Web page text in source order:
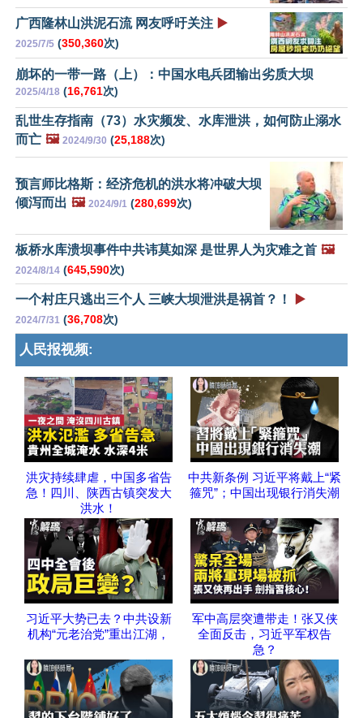
广西隆林山洪泥石流 网友呼吁关注 ▶️
2025/7/5 (350,360次)
崩坏的一带一路（上）：中国水电兵团输出劣质大坝
2025/4/18 (16,761次)
乱世生存指南（73）水灾频发、水库泄洪，如何防止溺水
而亡 🖼️ 2024/9/30 (25,188次)
预言师比格斯：经济危机的洪水将冲破大坝
倾泻而出 🖼️ 2024/9/1 (280,699次)
板桥水库溃坝事件中共讳莫如深 是世界人为灾难之首 🖼️
2024/8/14 (645,590次)
一个村庄只逃出三个人 三峡大坝泄洪是祸首？！ ▶️
2024/7/31 (36,708次)
人民报视频:
洪灾持续肆虐，中国多省告
急！四川、陕西古镇突发大
洪水！
中共新条例 习近平将戴上“紧
箍咒”；中国出现银行消失潮
习近平大势已去？中共设新
机构“元老治党”重出江湖，
军中高层突遭带走！张又侠
全面反击，习近平军权告
急？